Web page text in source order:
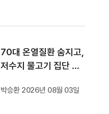
70대 온열질환 숨지고,
저수지 물고기 집단 폐
박승환 2026년 08월 03일